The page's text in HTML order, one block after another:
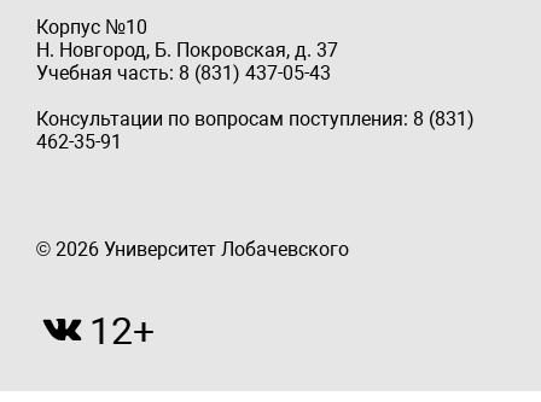
Корпус №10
Н. Новгород, Б. Покровская, д. 37
Учебная часть: 8 (831) 437-05-43
Консультации по вопросам поступления: 8 (831)
462-35-91
© 2026 Университет Лобачевского
12+